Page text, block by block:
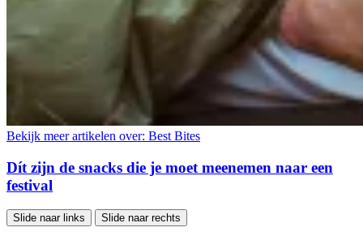
Bekijk meer artikelen over: Best Bites
Dít zijn de snacks die je moet meenemen naar een
festival
Slide naar links Slide naar rechts